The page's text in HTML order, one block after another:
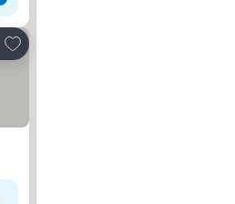
Hozzáadás a kedvencekhez